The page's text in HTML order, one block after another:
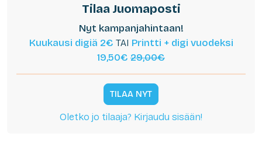
Tilaa Juomaposti
Nyt kampanjahintaan!
Kuukausi digiä 2€ TAI Printti + digi vuodeksi
19,50€ 29,00€
TILAA NYT
Oletko jo tilaaja? Kirjaudu sisään!